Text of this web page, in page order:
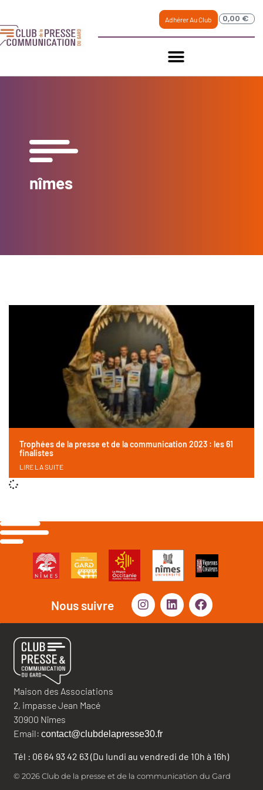
Adhérer Au Club 0,00 €
nîmes
Trophées de la presse et de la communication 2023 : les 61
finalistes
LIRE LA SUITE
Nous suivre
Maison des Associations
2, impasse Jean Macé
30900 Nîmes
Email: contact@clubdelapresse30.fr
Tél : 06 64 93 42 63 (Du lundi au vendredi de 10h à 16h)
© 2026 Club de la presse et de la communication du Gard